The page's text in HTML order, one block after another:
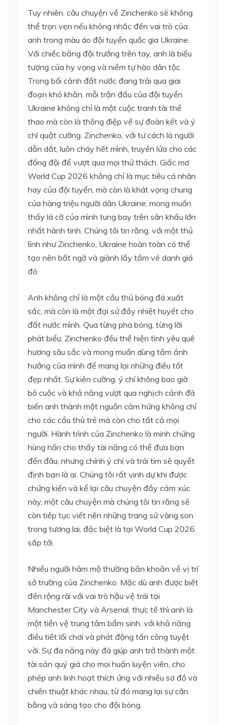
Tuy nhiên, câu chuyện về Zinchenko sẽ không
thể trọn vẹn nếu không nhắc đến vai trò của
anh trong màu áo đội tuyển quốc gia Ukraine.
Với chiếc băng đội trưởng trên tay, anh là biểu
tượng của hy vọng và niềm tự hào dân tộc.
Trong bối cảnh đất nước đang trải qua giai
đoạn khó khăn, mỗi trận đấu của đội tuyển
Ukraine không chỉ là một cuộc tranh tài thể
thao mà còn là thông điệp về sự đoàn kết và ý
chí quật cường. Zinchenko, với tư cách là người
dẫn dắt, luôn cháy hết mình, truyền lửa cho các
đồng đội để vượt qua mọi thử thách. Giấc mơ
World Cup 2026 không chỉ là mục tiêu cá nhân
hay của đội tuyển, mà còn là khát vọng chung
của hàng triệu người dân Ukraine, mong muốn
thấy lá cờ của mình tung bay trên sân khấu lớn
nhất hành tinh. Chúng tôi tin rằng, với một thủ
lĩnh như Zinchenko, Ukraine hoàn toàn có thể
tạo nên bất ngờ và giành lấy tấm vé danh giá
đó.
Anh không chỉ là một cầu thủ bóng đá xuất
sắc, mà còn là một đại sứ đầy nhiệt huyết cho
đất nước mình. Qua từng pha bóng, từng lời
phát biểu, Zinchenko đều thể hiện tình yêu quê
hương sâu sắc và mong muốn dùng tầm ảnh
hưởng của mình để mang lại những điều tốt
đẹp nhất. Sự kiên cường, ý chí không bao giờ
bỏ cuộc và khả năng vượt qua nghịch cảnh đã
biến anh thành một nguồn cảm hứng không chỉ
cho các cầu thủ trẻ mà còn cho tất cả mọi
người. Hành trình của Zinchenko là minh chứng
hùng hồn cho thấy tài năng có thể đưa bạn
đến đâu, nhưng chính ý chí và trái tim sẽ quyết
định bạn là ai. Chúng tôi rất vinh dự khi được
chứng kiến và kể lại câu chuyện đầy cảm xúc
này, một câu chuyện mà chúng tôi tin rằng sẽ
còn tiếp tục viết nên những trang sử vàng son
trong tương lai, đặc biệt là tại World Cup 2026
sắp tới.
Nhiều người hâm mộ thường băn khoăn về vị trí
sở trường của Zinchenko. Mặc dù anh được biết
đến rộng rãi với vai trò hậu vệ trái tại
Manchester City và Arsenal, thực tế thì anh là
một tiền vệ trung tâm bẩm sinh, với khả năng
điều tiết lối chơi và phát động tấn công tuyệt
vời. Sự đa năng này đã giúp anh trở thành một
tài sản quý giá cho mọi huấn luyện viên, cho
phép anh linh hoạt thích ứng với nhiều sơ đồ và
chiến thuật khác nhau, từ đó mang lại sự cân
bằng và sáng tạo cho đội bóng.